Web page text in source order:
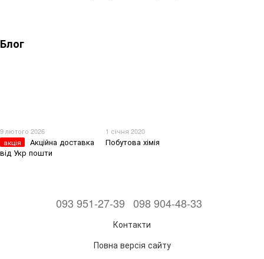
Блог
9 лютого 2026
акція
Акційна доставка
від Укр пошти
1 січня 2020
Побутова хімія
093 951-27-39 098 904-48-33
Контакти
Повна версія сайту